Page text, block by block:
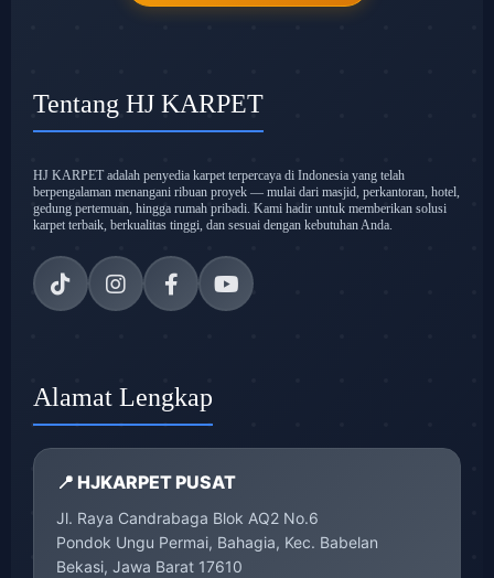
Tentang HJ KARPET
HJ KARPET adalah penyedia karpet terpercaya di Indonesia yang telah
berpengalaman menangani ribuan proyek — mulai dari masjid, perkantoran, hotel,
gedung pertemuan, hingga rumah pribadi. Kami hadir untuk memberikan solusi
karpet terbaik, berkualitas tinggi, dan sesuai dengan kebutuhan Anda.
Alamat Lengkap
📍 HJKARPET PUSAT
Jl. Raya Candrabaga Blok AQ2 No.6
Pondok Ungu Permai, Bahagia, Kec. Babelan
Bekasi, Jawa Barat 17610